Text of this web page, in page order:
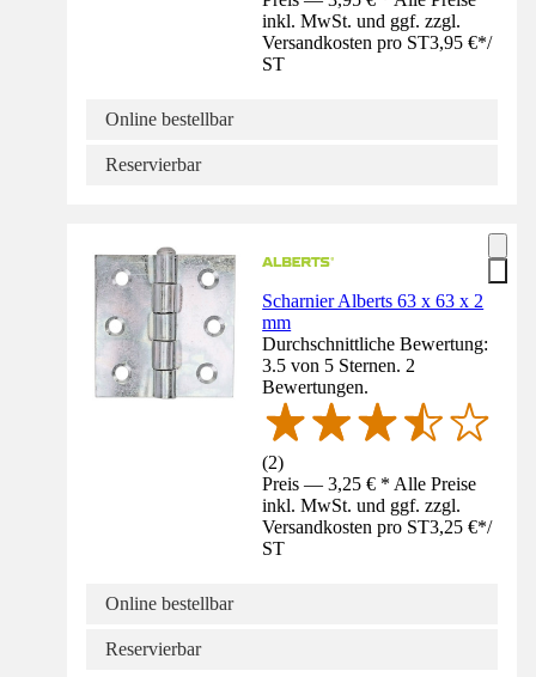
inkl. MwSt. und ggf. zzgl.
Versandkosten pro ST3,95 €*/
ST
Online bestellbar
Reservierbar
Scharnier Alberts 63 x 63 x 2
mm
Durchschnittliche Bewertung:
3.5 von 5 Sternen. 2
Bewertungen.
(2)
Preis — 3,25 € * Alle Preise
inkl. MwSt. und ggf. zzgl.
Versandkosten pro ST3,25 €*/
ST
Online bestellbar
Reservierbar